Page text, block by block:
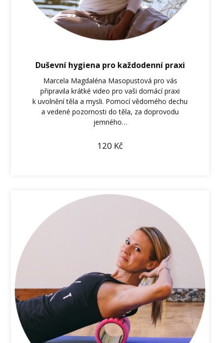
Duševní hygiena pro každodenní praxi
Marcela Magdaléna Masopustová pro vás
připravila krátké video pro vaši domácí praxi
k uvolnění těla a mysli. Pomocí vědomého dechu
a vedené pozornosti do těla, za doprovodu
jemného…
120 Kč